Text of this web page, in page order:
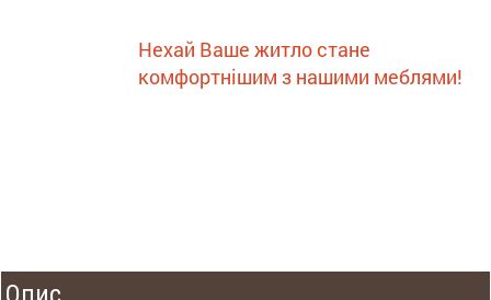
Нехай Ваше житло стане
комфортнішим з нашими меблями!